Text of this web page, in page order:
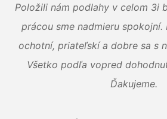
Položili nám podlahy v celom 3i
prácou sme nadmieru spokojní.
ochotní, priateľskí a dobre sa s
Všetko podľa vopred
Ďakujeme.